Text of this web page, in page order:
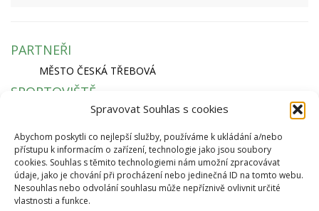
Spravovat Souhlas s cookies
Abychom poskytli co nejlepší služby, používáme k ukládání a/nebo
přístupu k informacím o zařízení, technologie jako jsou soubory
cookies. Souhlas s těmito technologiemi nám umožní zpracovávat
údaje, jako je chování při procházení nebo jedinečná ID na tomto webu.
Nesouhlas nebo odvolání souhlasu může nepříznivě ovlivnit určité
vlastnosti a funkce.
PARTNEŘI
MĚSTO ČESKÁ TŘEBOVÁ
SPORTOVIŠTĚ
KRYTÝ PLAVECKÝ BAZÉN
ZIMNÍ STADION NA SKALCE
RYCHLÁ NAVIGACE
EKO BI S.R.O.
SEMANÍNSKÁ 2050